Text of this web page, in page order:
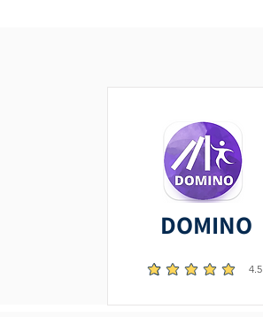
DOMINO
4.5 הדירוג הממוצא הוא 4.5 מתוך 5